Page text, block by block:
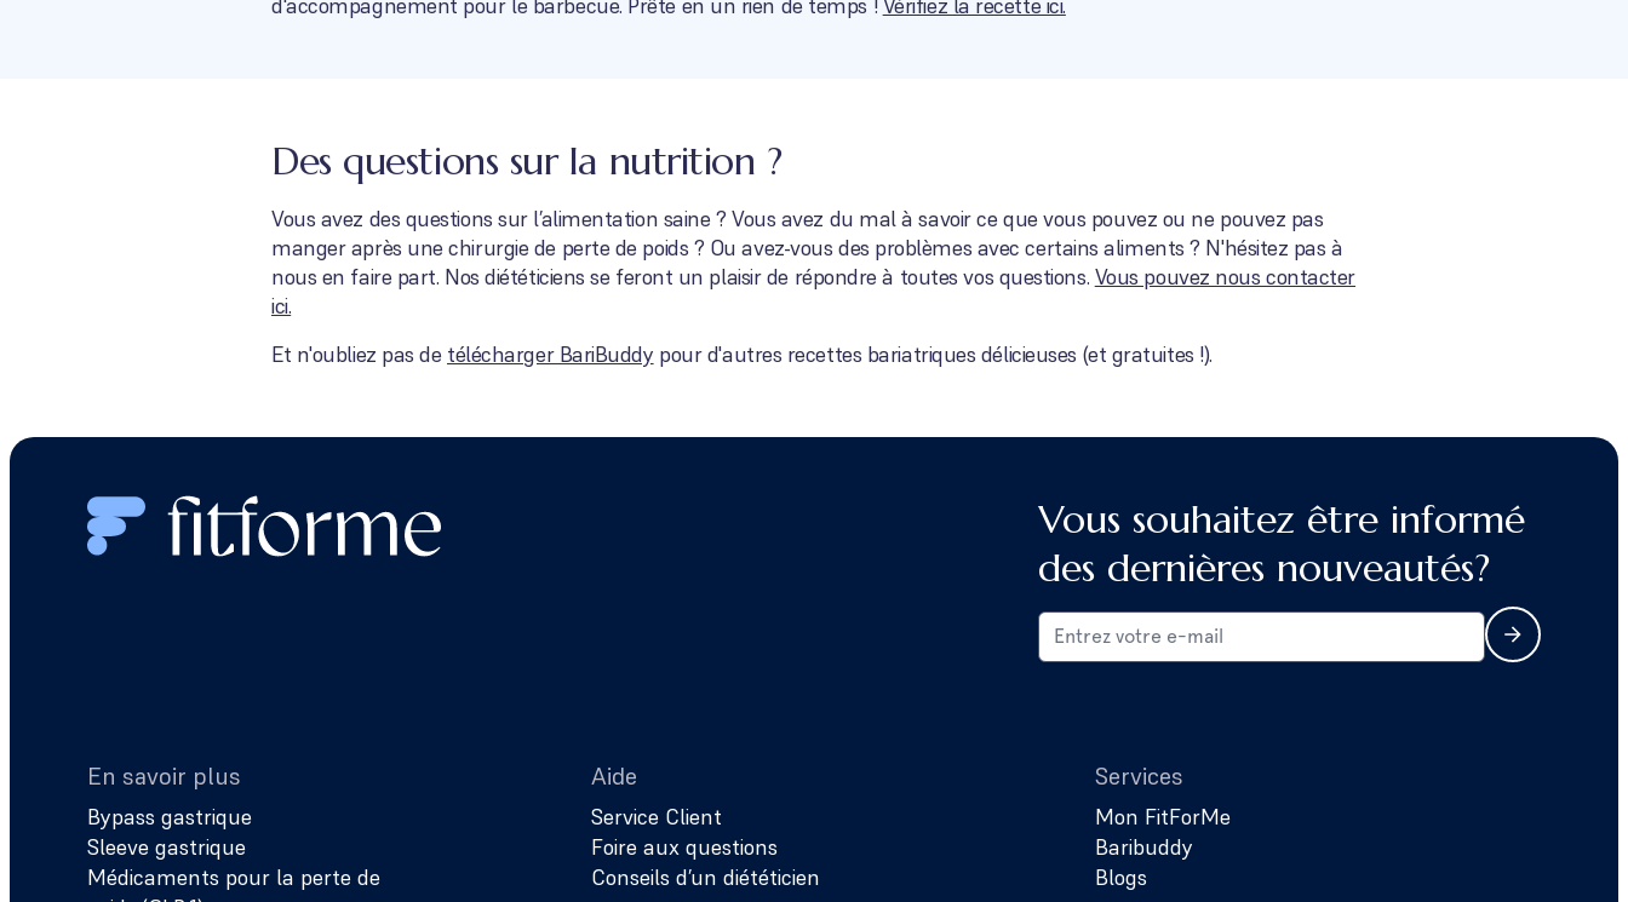
Des questions sur la nutrition ?
Vous avez des questions sur l’alimentation saine ? Vous avez du mal à savoir ce que vous pouvez ou ne pouvez pas
manger après une chirurgie de perte de poids ? Ou avez-vous des problèmes avec certains aliments ? N'hésitez pas à
nous en faire part. Nos diététiciens se feront un plaisir de répondre à toutes vos questions. Vous pouvez nous contacter
ici.
Et n'oubliez pas de télécharger BariBuddy pour d'autres recettes bariatriques délicieuses (et gratuites !).
Vous souhaitez être informé
des dernières nouveautés?
En savoir plus
Bypass gastrique
Sleeve gastrique
Médicaments pour la perte de
Aide
Service Client
Foire aux questions
Conseils d’un diététicien
Services
Mon FitForMe
Baribuddy
Blogs